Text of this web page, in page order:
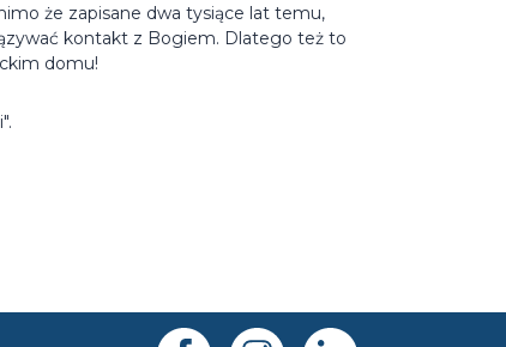
że zapisane dwa tysiące lat temu,
kontakt z Bogiem. Dlatego też to
domu!